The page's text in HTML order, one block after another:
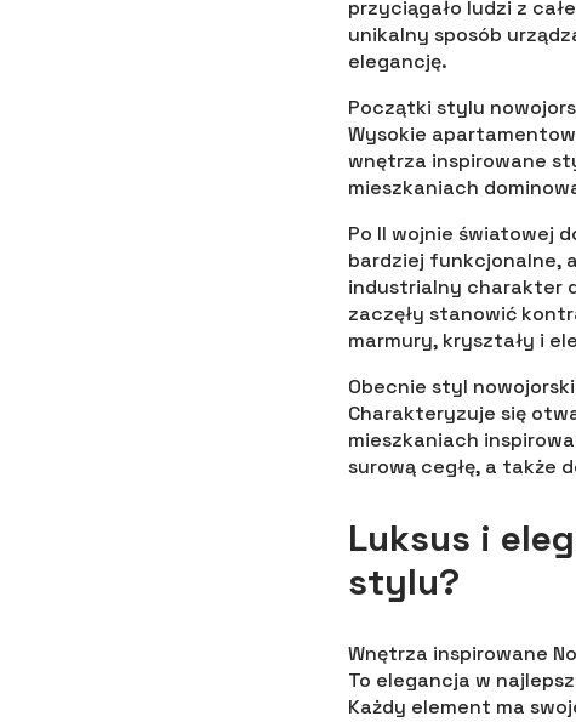
przyciągało ludzi z
unikalny sposób
elegancję.
Początki stylu
Wysokie
wnętrza inspirowane
mieszkaniach
Po II wojnie światowej
bardziej funkcjonalne,
industrialny charakter
zaczęły stanowić
marmury, kryształy i
Obecnie styl
Charakteryzuje się
mieszkaniach
surową cegłę, a także
Luksus i
stylu?
Wnętrza inspirowane
To elegancja w
Każdy element ma